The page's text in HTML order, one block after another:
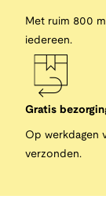
Met ruim 800
iedereen.
Gratis
Op werkdagen
verzonden.